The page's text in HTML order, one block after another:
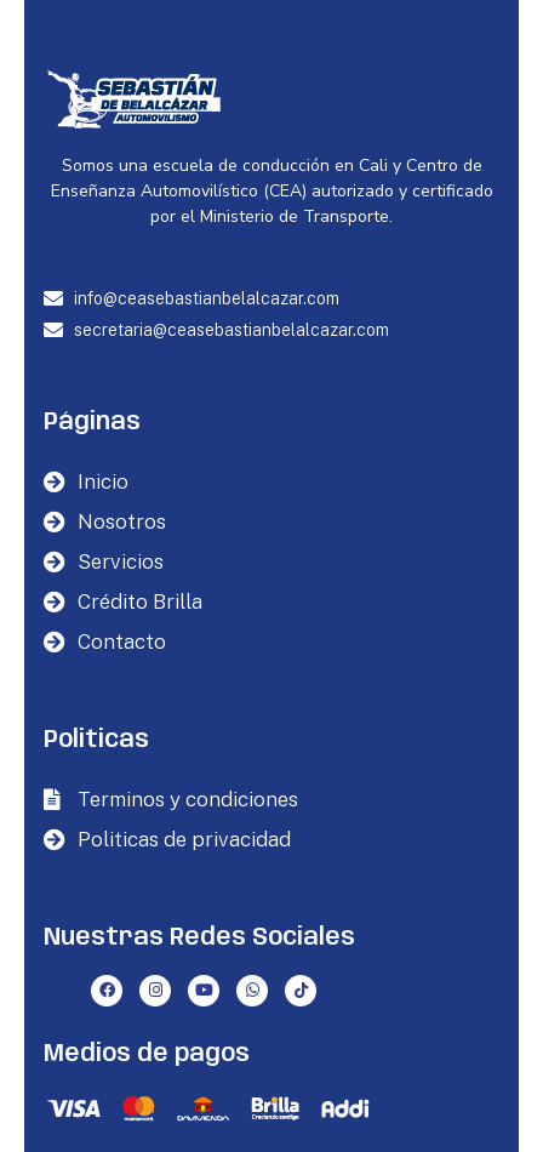
Somos una escuela de conducción en Cali y Centro de
Enseñanza Automovilístico (CEA) autorizado y certificado
por el Ministerio de Transporte.
info@ceasebastianbelalcazar.com
secretaria@ceasebastianbelalcazar.com
Páginas
Inicio
Nosotros
Servicios
Crédito Brilla
Contacto
Politicas
Terminos y condiciones
Politicas de privacidad
Nuestras Redes Sociales
Medios de pagos